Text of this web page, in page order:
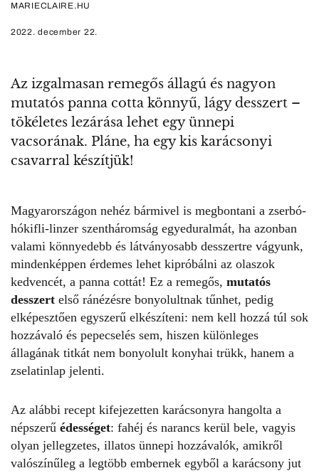
MARIECLAIRE.HU
2022. december 22.
Az izgalmasan remegős állagú és nagyon
mutatós panna cotta könnyű, lágy desszert –
tökéletes lezárása lehet egy ünnepi
vacsorának. Pláne, ha egy kis karácsonyi
csavarral készítjük!
Magyarországon nehéz bármivel is megbontani a zserbó-
hókifli-linzer szentháromság egyeduralmát, ha azonban
valami könnyedebb és látványosabb desszertre vágyunk,
mindenképpen érdemes lehet kipróbálni az olaszok
kedvencét, a panna cottát! Ez a remegős, mutatós
desszert első ránézésre bonyolultnak tűnhet, pedig
elképesztően egyszerű elkészíteni: nem kell hozzá túl sok
hozzávaló és pepecselés sem, hiszen különleges
állagának titkát nem bonyolult konyhai trükk, hanem a
zselatinlap jelenti.
Az alábbi recept kifejezetten karácsonyra hangolta a
népszerű édességet: fahéj és narancs kerül bele, vagyis
olyan jellegzetes, illatos ünnepi hozzávalók, amikről
valószínűleg a legtöbb embernek egyből a karácsony jut